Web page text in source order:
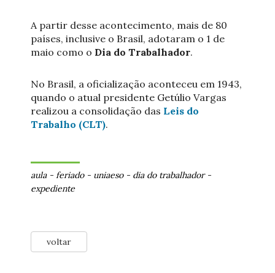
A partir desse acontecimento, mais de 80
países, inclusive o Brasil, adotaram o 1 de
maio como o Dia do Trabalhador.
No Brasil, a oficialização aconteceu em 1943,
quando o atual presidente Getúlio Vargas
realizou a consolidação das Leis do
Trabalho (CLT).
aula- feriado- uniaeso- dia do trabalhador-
expediente
voltar